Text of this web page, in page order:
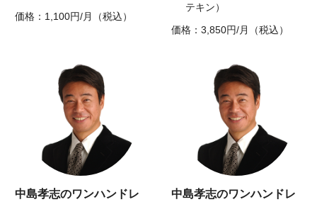
価格：1,100円/月（税込）
テキン）
価格：3,850円/月（税込）
中島孝志のワンハンドレ
中島孝志のワンハンドレ